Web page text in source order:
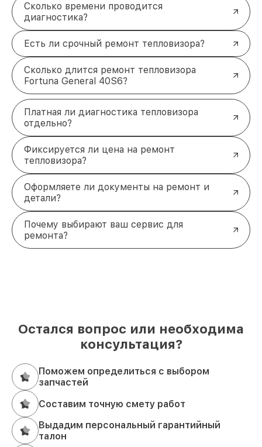
Сколько времени проводится
диагностика?
Есть ли срочный ремонт тепловизора?
Сколько длится ремонт тепловизора
Fortuna General 40S6?
Платная ли диагностика тепловизора
отдельно?
Фиксируется ли цена на ремонт
тепловизора?
Оформляете ли документы на ремонт и
детали?
Почему выбирают ваш сервис для
ремонта?
Остался вопрос или необходима
консультация?
Поможем определиться с выбором
запчастей
Составим точную смету работ
Выдадим персональный гарантийный
талон